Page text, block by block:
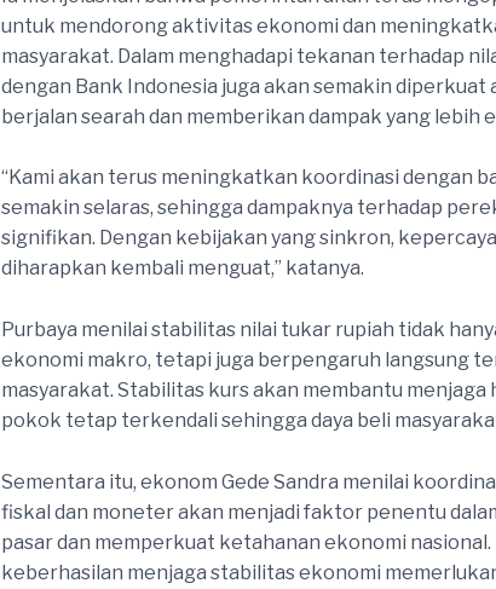
untuk mendorong aktivitas ekonomi dan
masyarakat. Dalam menghadapi tekanan terhadap
dengan Bank Indonesia juga akan semakin diperkuat
berjalan searah dan memberikan dampak yang lebih
“Kami akan terus meningkatkan koordinasi dengan
semakin selaras, sehingga dampaknya terhadap
signifikan. Dengan kebijakan yang sinkron,
diharapkan kembali menguat,” katanya.
Purbaya menilai stabilitas nilai tukar rupiah tidak
ekonomi makro, tetapi juga berpengaruh langsung
masyarakat. Stabilitas kurs akan membantu
pokok tetap terkendali sehingga daya beli
Sementara itu, ekonom Gede Sandra menilai
fiskal dan moneter akan menjadi faktor penentu
pasar dan memperkuat ketahanan ekonomi
keberhasilan menjaga stabilitas ekonomi